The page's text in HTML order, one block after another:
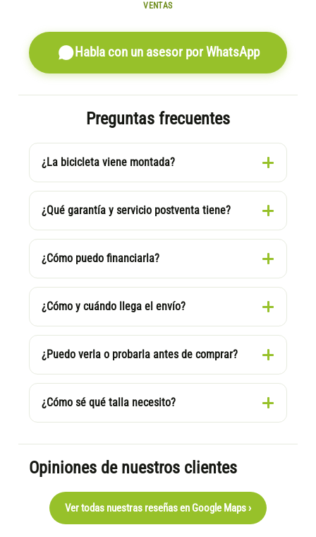
VENTAS
Habla con un asesor por WhatsApp
Preguntas frecuentes
¿La bicicleta viene montada?
¿Qué garantía y servicio postventa tiene?
¿Cómo puedo financiarla?
¿Cómo y cuándo llega el envío?
¿Puedo verla o probarla antes de comprar?
¿Cómo sé qué talla necesito?
Opiniones de nuestros clientes
Ver todas nuestras reseñas en Google Maps ›